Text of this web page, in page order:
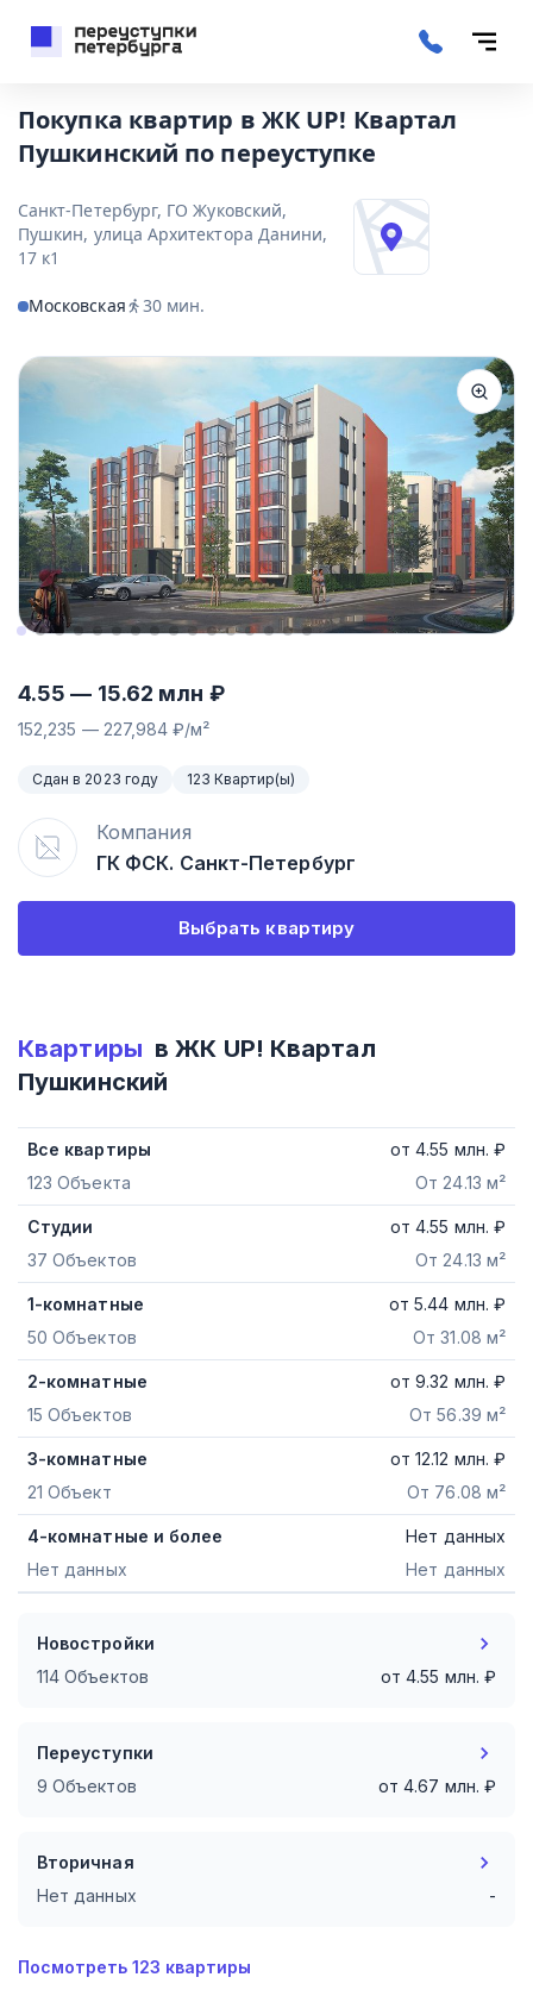
Покупка квартир в ЖК UP! Квартал
Пушкинский по переуступке
Санкт-Петербург, ГО Жуковский,
Пушкин, улица Архитектора Данини,
17 к1
Московская 30мин.
4.55 — 15.62 млн ₽
152,235 — 227,984 ₽/м²
Сдан в 2023 году 123 Квартир(ы)
Компания
ГК ФСК. Санкт-Петербург
Выбрать квартиру
Квартиры в ЖК UP! Квартал
Пушкинский
Все квартиры
123 Объекта
От 24.13 м²
от4.55 млн. ₽
Студии
37 Объектов
От 24.13 м²
от4.55 млн. ₽
1-комнатные
50 Объектов
От 31.08 м²
от5.44 млн. ₽
2-комнатные
15 Объектов
От 56.39 м²
от9.32 млн. ₽
3-комнатные
21 Объект
От 76.08 м²
от12.12 млн. ₽
4-комнатные и более
Нет данных
Нет данных
Нет данных
Новостройки
114 Объектов
от4.55 млн. ₽
Переуступки
9 Объектов
от4.67 млн. ₽
Вторичная
Нет данных
-
Посмотреть 123 квартиры